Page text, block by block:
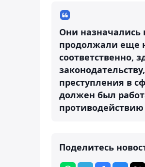
Они назначались
продолжали еще
соответственно,
преступления в
должен был
Поделитесь